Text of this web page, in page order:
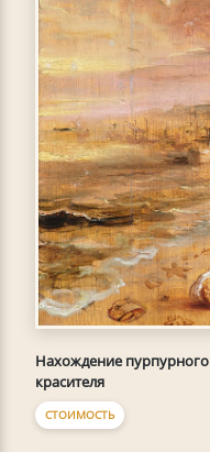
Нахождение пурпурного
красителя
СТОИМОСТЬ